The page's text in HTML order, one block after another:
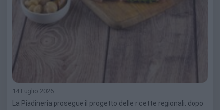
14 Luglio 2026
La Piadineria prosegue il progetto delle ricette regionali: dopo